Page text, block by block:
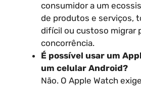
consumidor a um
de produtos e serviços,
difícil ou custoso migrar
concorrência.
É possível usar um
um celular Android?
Não. O Apple Watch